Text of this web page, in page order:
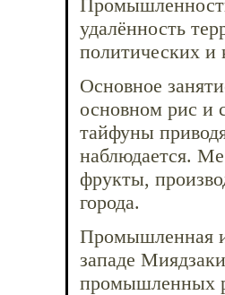
удалённость
политических и
Основное
основном рис и
тайфуны
наблюдается.
фрукты,
города.
Промышленная
западе
промышленных